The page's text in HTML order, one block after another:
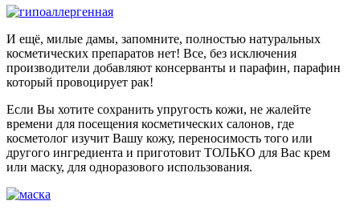
И ещё, милые дамы, запомните, полностью натуральных
косметических препаратов нет! Все, без исключения
производители добавляют консерванты и парафин, парафин
который провоцирует рак!
Если Вы хотите сохранить упругость кожи, не жалейте
времени для посещения косметических салонов, где
косметолог изучит Вашу кожу, переносимость того или
другого ингредиента и приготовит ТОЛЬКО для Вас крем
или маску, для одноразового использования.